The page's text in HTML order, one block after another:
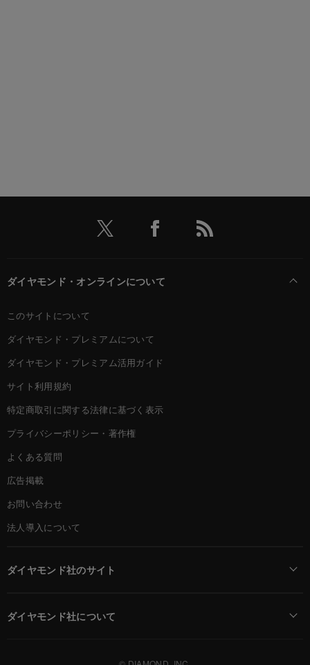
ダイヤモンド・オンラインについて
このサイトについて
ダイヤモンド・プレミアムについて
ダイヤモンド・プレミアム活用ガイド
サイト利用規約
特定商取引に関する法律に基づく表示
プライバシーポリシー・著作権
よくある質問
広告掲載
お問い合わせ
法人導入について
ダイヤモンド社のサイト
ダイヤモンド社について